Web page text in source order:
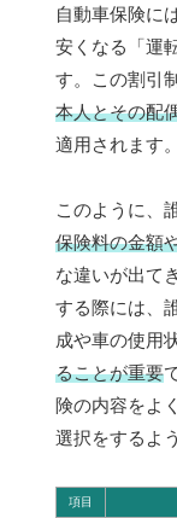
自動車保険に
安くなる「運
す。この割引
本人とその配
適用されます。
このように、
保険料の金額
な違いが出て
する際には、
成や車の使用
ることが重要
険の内容をよ
選択をするよ
項目